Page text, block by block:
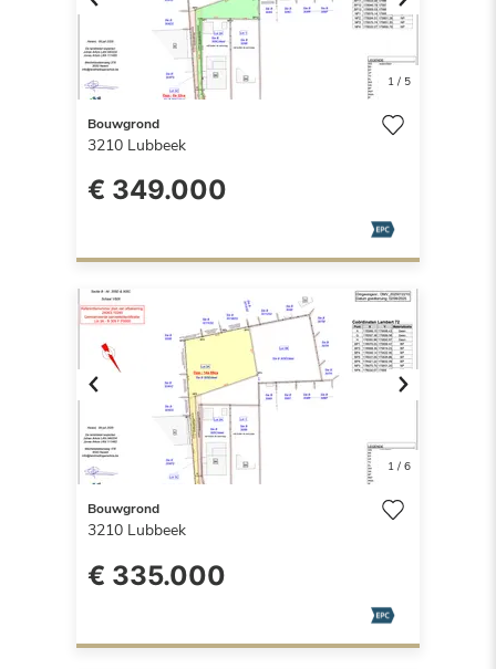
Next
1/ 5
Bouwgrond
3210 Lubbeek
€ 349.000
Next
1/ 6
Bouwgrond
3210 Lubbeek
€ 335.000